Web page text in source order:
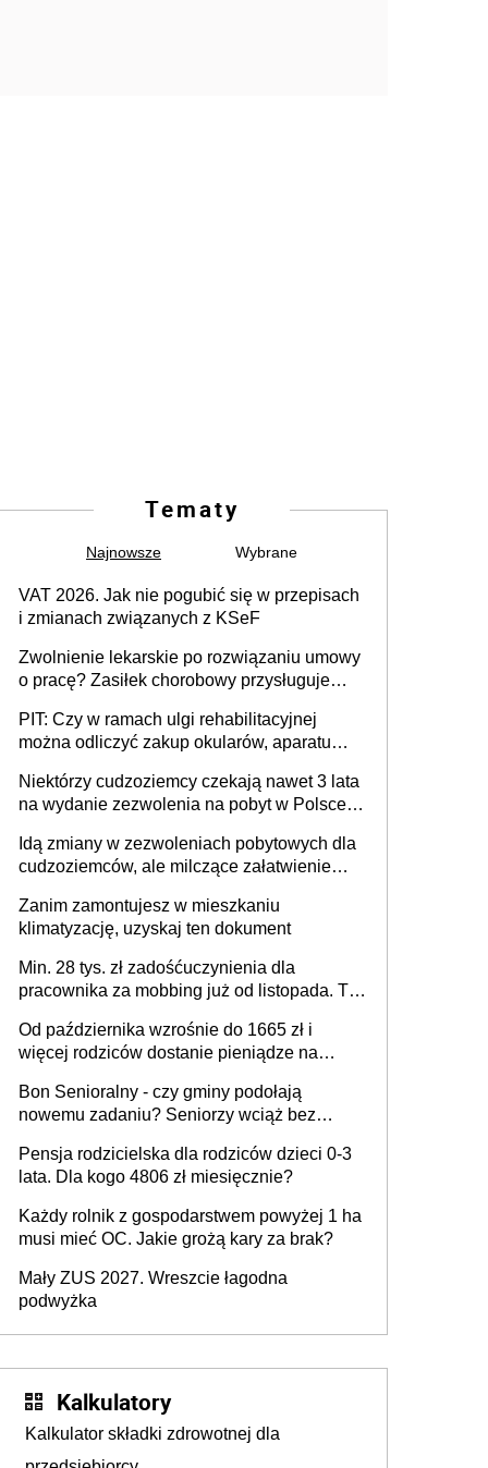
Tematy
Najnowsze Wybrane
VAT 2026. Jak nie pogubić się w przepisach
i zmianach związanych z KSeF
Zwolnienie lekarskie po rozwiązaniu umowy
o pracę? Zasiłek chorobowy przysługuje
dni od ustania stosunku pracy
PIT: Czy w ramach ulgi rehabilitacyjnej
można odliczyć zakup okularów, aparatu
Niektórzy cudzoziemcy czekają nawet 3 lata
na wydanie zezwolenia na pobyt w Polsce.
opóźnienia z kartami pobytu to realny
problem
Idą zmiany w zezwoleniach pobytowych dla
cudzoziemców, ale milczące załatwienie
Zanim zamontujesz w mieszkaniu
klimatyzację, uzyskaj ten dokument
Min. 28 tys. zł zadośćuczynienia dla
pracownika za mobbing już od listopada. To
zespołu
Od października wzrośnie do 1665 zł i
więcej rodziców dostanie pieniądze na
Bon Senioralny - czy gminy podołają
nowemu zadaniu? Seniorzy wciąż bez
Pensja rodzicielska dla rodziców dzieci 0-3
lata. Dla kogo 4806 zł miesięcznie?
Każdy rolnik z gospodarstwem powyżej 1 ha
musi mieć OC. Jakie grożą kary za brak?
Mały ZUS 2027. Wreszcie łagodna
podwyżka
Kalkulatory
Kalkulator składki zdrowotnej dla